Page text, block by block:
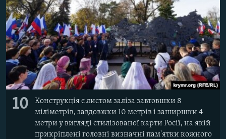
10
Конструкція є листом заліза завтовшки 8
міліметрів, завдовжки 10 метрів і заширшки 4
метри у вигляді стилізованої карти Росії, на якій
прикріплені головні визначні пам'ятки кожного